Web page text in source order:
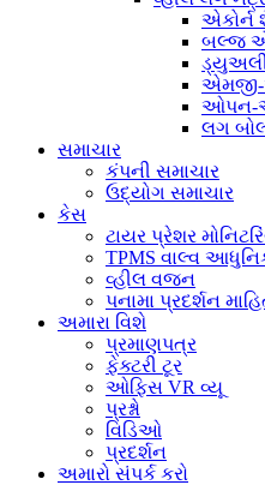
એકોર્ન
બલ્જ
ડ્યુઅલી
એમજી-
ઓપન-
લગ
સમાચાર
કંપની સમાચાર
ઉદ્યોગ સમાચાર
કેસ
ટાયર પ્રેશર
TPMS વાલ્વ
વ્હીલ વજન
પનામા પ્રદર્શન
અમારા વિશે
પ્રમાણપત્ર
ફેક્ટરી ટૂર
ઓફિસ VR વ્યૂ
પ્રશ્નો
વિડિઓ
પ્રદર્શન
અમારો સંપર્ક કરો